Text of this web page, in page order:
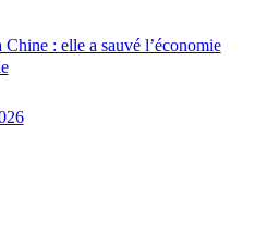
: elle a sauvé l’économie